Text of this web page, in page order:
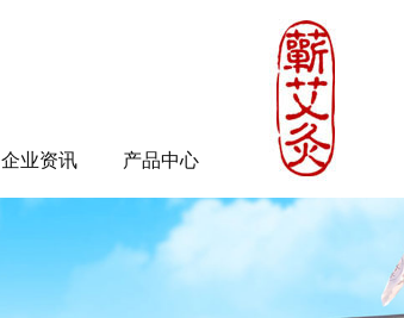
企业资讯 产品中心